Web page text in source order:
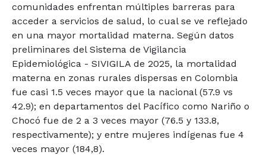
comunidades enfrentan múltiples barreras para
acceder a servicios de salud, lo cual se ve reflejado
en una mayor mortalidad materna. Según datos
preliminares del Sistema de Vigilancia
Epidemiológica - SIVIGILA de 2025, la mortalidad
materna en zonas rurales dispersas en Colombia
fue casi 1.5 veces mayor que la nacional (57.9 vs
42.9); en departamentos del Pacífico como Nariño o
Chocó fue de 2 a 3 veces mayor (76.5 y 133.8,
respectivamente); y entre mujeres indígenas fue 4
veces mayor (184,8).